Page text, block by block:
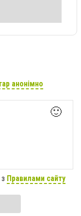
анонімно
🙂
Правилами сайту